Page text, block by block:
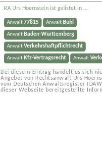
RA Urs Hoernstein ist gelistet in ...
Anwalt77815 Anwalt Bühl
Anwalt Baden-Württemberg
AnwaltVerkehrshaftpflichtrecht
Anwalt Kfz-Vertragsrecht Anwalt
Bei diesem Eintrag handelt es sich
Angebot von Rechtsanwalt Urs
vom Deutschen Anwaltsregister
dieser Webseite bereitgestellte